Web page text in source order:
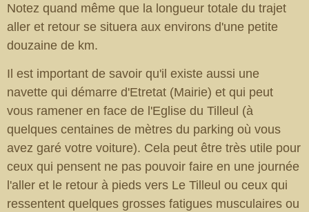
Notez quand même que la longueur totale du trajet
aller et retour se situera aux environs d'une petite
douzaine de km.
Il est important de savoir qu'il existe aussi une
navette qui démarre d'Etretat (Mairie) et qui peut
vous ramener en face de l'Eglise du Tilleul (à
quelques centaines de mètres du parking où vous
avez garé votre voiture). Cela peut être très utile pour
ceux qui pensent ne pas pouvoir faire en une journée
l'aller et le retour à pieds vers Le Tilleul ou ceux qui
ressentent quelques grosses fatigues musculaires ou